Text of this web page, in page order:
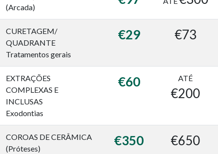
(Arcada)
CURETAGEM/
QUADRANTE
Tratamentos gerais
€29 €73
EXTRAÇÕES
COMPLEXAS E
INCLUSAS
Exodontias
€60 ATÉ
€200
COROAS DE CERÂMICA
(Próteses)
€350 €650